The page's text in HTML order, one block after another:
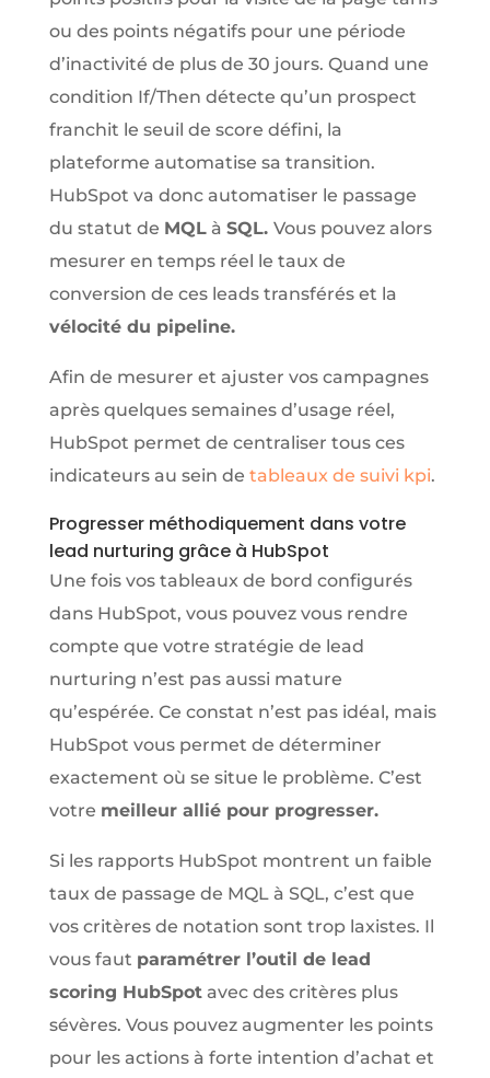
ou des points négatifs pour une période
d’inactivité de plus de 30 jours. Quand une
condition If/Then détecte qu’un prospect
franchit le seuil de score défini, la
plateforme automatise sa transition.
HubSpot va donc automatiser le passage
du statut de MQLà SQL. Vous pouvez alors
mesurer en temps réel le taux de
conversion de ces leads transférés et la
vélocité du pipeline.
Afin de mesurer et ajuster vos campagnes
après quelques semaines d’usage réel,
HubSpot permet de centraliser tous ces
indicateurs au sein de tableaux de suivi kpi.
Progresser méthodiquement dans votre
lead nurturing grâce à HubSpot
Une fois vos tableaux de bord configurés
dans HubSpot, vous pouvez vous rendre
compte que votre stratégie de lead
nurturing n’est pas aussi mature
qu’espérée. Ce constat n’est pas idéal, mais
HubSpot vous permet de déterminer
exactement où se situe le problème. C’est
votre meilleur allié pour progresser.
Si les rapports HubSpot montrent un faible
taux de passage de MQL à SQL, c’est que
vos critères de notation sont trop laxistes. Il
vous faut paramétrer l’outil de lead
scoring HubSpotavec des critères plus
sévères. Vous pouvez augmenter les points
pour les actions à forte intention d’achat et